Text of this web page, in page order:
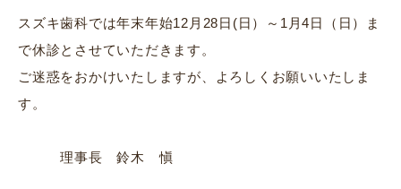
スズキ歯科では年末年始12月28日(日）～1月4日（日）ま
で休診とさせていただきます。
ご迷惑をおかけいたしますが、よろしくお願いいたしま
す。
理事長 鈴木 愼